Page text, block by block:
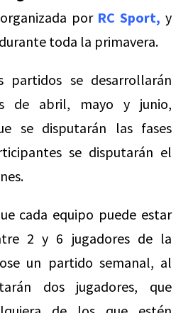
organizada por RC Sport, y
toda la primavera.
partidos se desarrollarán
de abril, mayo y junio,
se disputarán las fases
se disputarán el
cada equipo puede estar
2 y 6 jugadores de la
un partido semanal, al
dos jugadores, que